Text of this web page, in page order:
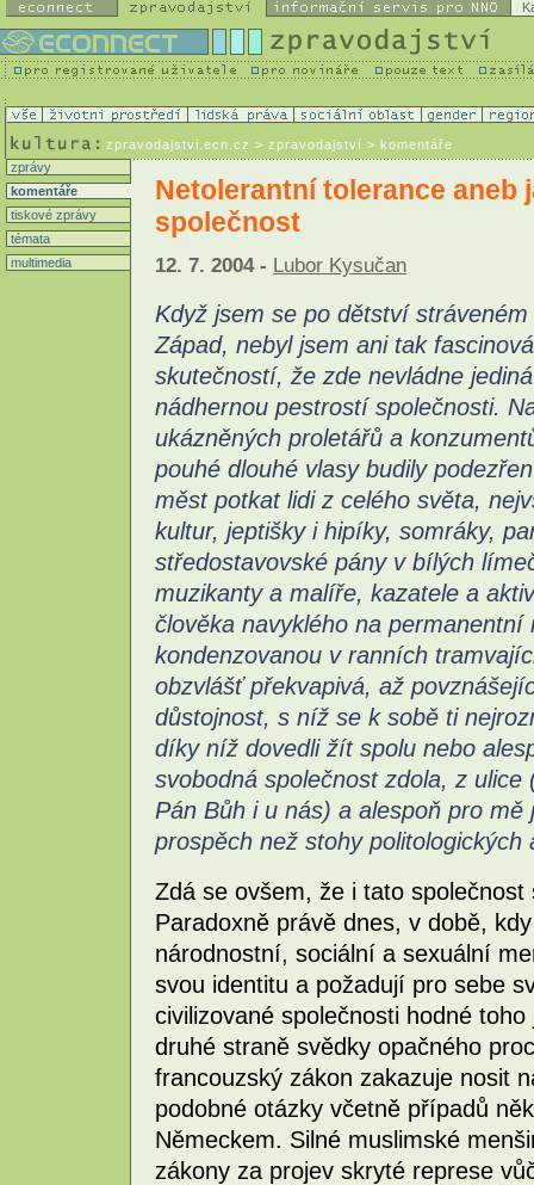
zpravodajstvi.ecn.cz > zpravodajství > komentáře
zprávy
komentáře
tiskové zprávy
témata
multimedia
Netolerantní tolerance
společnost
12. 7. 2004 - Lubor Kysučan
Když jsem se po dětství
Západ, nebyl jsem ani tak
skutečností, že zde nevládne
nádhernou pestrostí společnosti.
ukázněných proletářů a
pouhé dlouhé vlasy budily
měst potkat lidi z celého světa,
kultur, jeptišky i hipíky, somráky,
středostavovské pány v bílých
muzikanty a malíře, kazatele a
člověka navyklého na
kondenzovanou v ranních
obzvlášť překvapivá, až
důstojnost, s níž se k sobě ti
díky níž dovedli žít spolu nebo
svobodná společnost zdola, z
Pán Bůh i u nás) a alespoň pro
prospěch než stohy
Zdá se ovšem, že i tato
Paradoxně právě dnes, v době,
národnostní, sociální a sexuální
svou identitu a požadují pro sebe
civilizované společnosti hodné
druhé straně svědky opačného
francouzský zákon zakazuje nosit
podobné otázky včetně případů
Německem. Silné muslimské
zákony za projev skryté represe